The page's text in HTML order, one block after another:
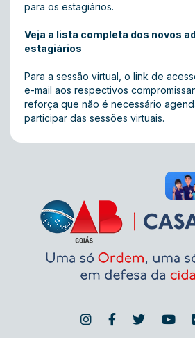
para os estagiários.
Veja a lista completa dos novos
estagiários
Para a sessão virtual, o link de
e-mail aos respectivos
reforça que não é necessário
participar das sessões virtuais.